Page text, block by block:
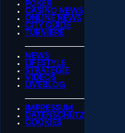
POKER
CASINO NEWS
ONLINE NEWS
CITY GUIDE
TURNIERE
NEWS
LIFESTYLE
STRATEGIE
VIDEOS
LIVEBLOG
IMPRESSUM
DATENSCHUTZ
COOKIES